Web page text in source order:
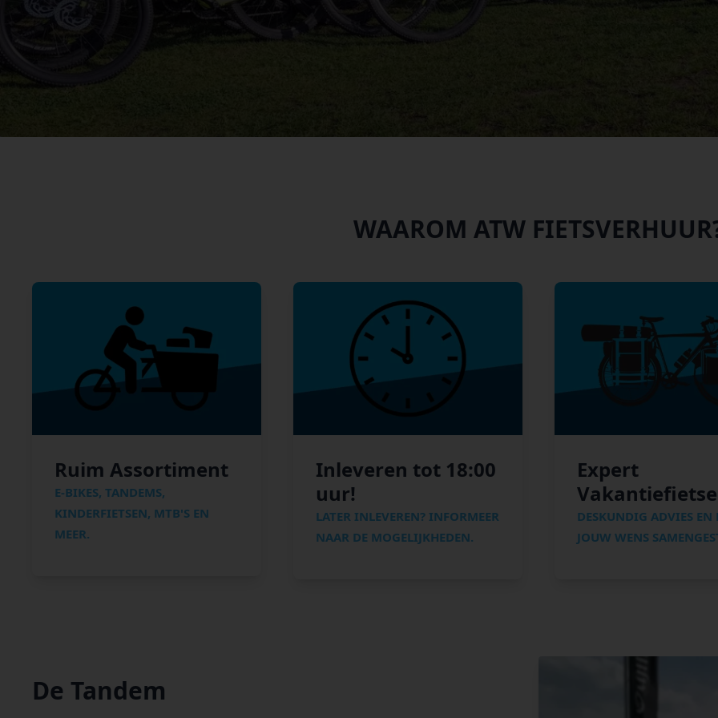
WAAROM ATW
Ruim Assortiment
E-BIKES, TANDEMS,
KINDERFIETSEN, MTB'S EN
MEER.
Inleveren tot 18:00
uur!
LATER INLEVEREN? INFORMEER
NAAR DE MOGELIJKHEDEN.
Expert
DESKUNDIG ADVIES EN
JOUW WENS
De Tandem